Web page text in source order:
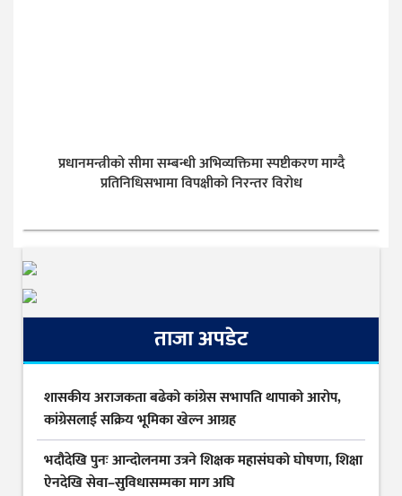
प्रधानमन्त्रीको सीमा सम्बन्धी अभिव्यक्तिमा स्पष्टीकरण माग्दै
प्रतिनिधिसभामा विपक्षीको निरन्तर विरोध
ताजा अपडेट
शासकीय अराजकता बढेको कांग्रेस सभापति थापाको आरोप,
कांग्रेसलाई सक्रिय भूमिका खेल्न आग्रह
भदौदेखि पुनः आन्दोलनमा उत्रने शिक्षक महासंघको घोषणा, शिक्षा
ऐनदेखि सेवा–सुविधासम्मका माग अघि